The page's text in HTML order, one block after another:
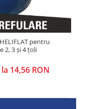
pentru
2, 3 și 4 țoli
14,56 RON